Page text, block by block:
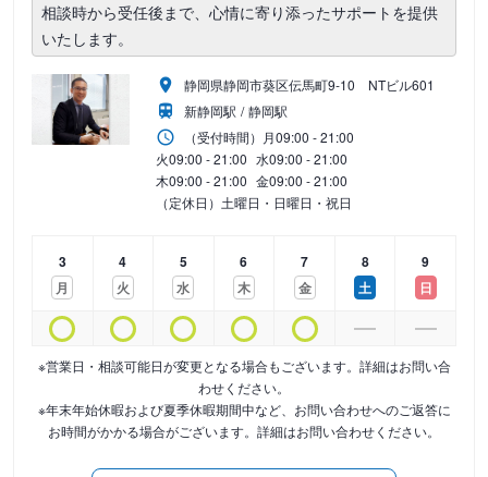
相談時から受任後まで、心情に寄り添ったサポートを提供
いたします。
静岡県静岡市葵区伝馬町9‐10 NTビル601
新静岡駅
静岡駅
（受付時間） 月09:00 - 21:00
火09:00 - 21:00 水09:00 - 21:00
木09:00 - 21:00 金09:00 - 21:00
（定休日）土曜日・日曜日・祝日
3
月
4
火
5
水
6
木
7
金
8
土
9
日
※営業日・相談可能日が変更となる場合もございます。詳細はお問い合
わせください。
※年末年始休暇および夏季休暇期間中など、お問い合わせへのご返答に
お時間がかかる場合がございます。詳細はお問い合わせください。